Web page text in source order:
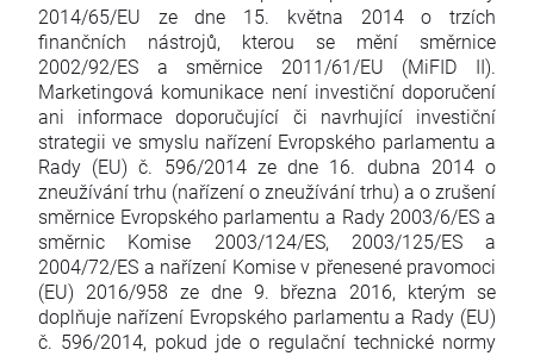
2014/65/EU ze dne 15. května 2014 o trzích
finančních nástrojů, kterou se mění směrnice
2002/92/ES a směrnice 2011/61/EU (MiFID II).
Marketingová komunikace není investiční doporučení
ani informace doporučující či navrhující investiční
strategii ve smyslu nařízení Evropského parlamentu a
Rady (EU) č. 596/2014 ze dne 16. dubna 2014 o
zneužívání trhu (nařízení o zneužívání trhu) a o zrušení
směrnice Evropského parlamentu a Rady 2003/6/ES a
směrnic Komise 2003/124/ES, 2003/125/ES a
2004/72/ES a nařízení Komise v přenesené pravomoci
(EU) 2016/958 ze dne 9. března 2016, kterým se
doplňuje nařízení Evropského parlamentu a Rady (EU)
č. 596/2014, pokud jde o regulační technické normy